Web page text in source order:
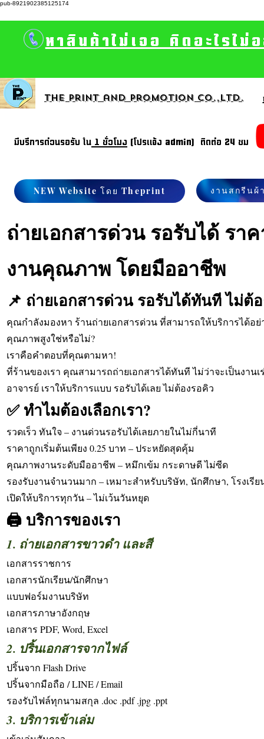
pub-8921902385125174
หาสินค้าไม่เจอ คิดอะไรไ
The print and promotion CO.,Ltd.
มีบรีการด่วนรอรับ ใน 1 ชั่วโมง (โปรแจ้ง admin) ติดต่อ 24 ชม
NEW Website โดย Theprint งานสกรีนผ้
ถ่ายเอกสารด่วน รอรับได้ รา
งานคุณภาพ โดยมืออาชีพ
📌 ถ่ายเอกสารด่วน รอรับได้ทันที ไม่ต้
คุณกำลังมองหา ร้านถ่ายเอกสารด่วน ที่สามารถให้บริการได้อย่
คุณภาพสูงใช่หรือไม่?
เราคือคำตอบที่คุณตามหา!
ที่ร้านของเรา คุณสามารถถ่ายเอกสารได้ทันที ไม่ว่าจะเป็นงาน
อาจารย์ เราให้บริการแบบ รอรับได้เลย ไม่ต้องรอคิว
✅ ทำไมต้องเลือกเรา?
รวดเร็ว ทันใจ – งานด่วนรอรับได้เลยภายในไม่กี่นาที
ราคาถูกเริ่มต้นเพียง 0.25 บาท – ประหยัดสุดคุ้ม
คุณภาพงานระดับมืออาชีพ – หมึกเข้ม กระดาษดี ไม่ซีด
รองรับงานจำนวนมาก – เหมาะสำหรับบริษัท, นักศึกษา, โรงเรี
เปิดให้บริการทุกวัน – ไม่เว้นวันหยุด
🖨️ บริการของเรา
1. ถ่ายเอกสารขาวดำ และสี
เอกสารราชการ
เอกสารนักเรียน/นักศึกษา
แบบฟอร์มงานบริษัท
เอกสารภาษาอังกฤษ
เอกสาร PDF, Word, Excel
2. ปริ้นเอกสารจากไฟล์
ปริ้นจาก Flash Drive
ปริ้นจากมือถือ / LINE / Email
รองรับไฟล์ทุกนามสกุล .doc .pdf .jpg .ppt
3. บริการเข้าเล่ม